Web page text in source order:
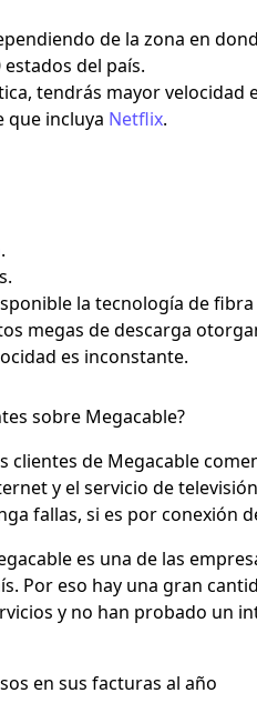
de la zona en
del país.
tendrás mayor velocidad
que incluya Netflix.
.
la tecnología de
megas de descarga
es inconstante.
sobre Megacable?
clientes de Megacable
y el servicio de
fallas, si es por conexión
es una de las
Por eso hay una gran
y no han probado un
en sus facturas al año